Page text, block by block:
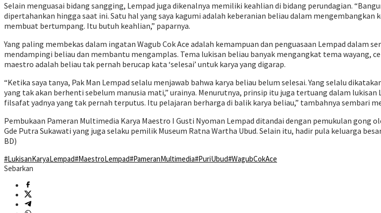
Selain menguasai bidang sangging, Lempad juga dikenalnya memiliki keahlian di bidang perundagian.
dipertahankan hingga saat ini. Satu hal yang saya kagumi adalah keberanian beliau dalam
membuat bertumpang. Itu butuh keahlian,” paparnya.
Yang paling membekas dalam ingatan Wagub Cok Ace adalah kemampuan dan penguasaan Lempad dalam
mendampingi beliau dan membantu mengamplas. Tema lukisan beliau banyak mengangkat tema wayang,
maestro adalah beliau tak pernah berucap kata ‘selesai’ untuk karya yang digarap.
“Ketika saya tanya, Pak Man Lempad selalu menjawab bahwa karya beliau belum selesai. Yang selalu
yang tak akan berhenti sebelum manusia mati,” urainya. Menurutnya, prinsip itu juga tertuang dalam
filsafat yadnya yang tak pernah terputus. Itu pelajaran berharga di balik karya beliau,” tambahnya sembari
Pembukaan Pameran Multimedia Karya Maestro I Gusti Nyoman Lempad ditandai dengan pemukulan gong
Gde Putra Sukawati yang juga selaku pemilik Museum Ratna Wartha Ubud. Selain itu, hadir pula keluarga
BD)
#LukisanKaryaLempad#MaestroLempad#PameranMultimedia#PuriUbud#WagubCokAce
Sebarkan